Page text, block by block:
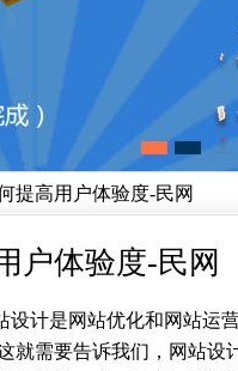
提高用户体验度-民网
户体验度-民网
计是网站优化和网站运
就需要告诉我们，网站设